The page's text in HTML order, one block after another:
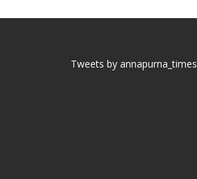
Tweets by annapurna_times